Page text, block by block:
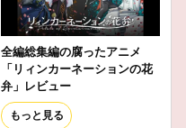
全編総集編の腐ったアニメ
「リィンカーネーションの花
弁」レビュー
もっと見る